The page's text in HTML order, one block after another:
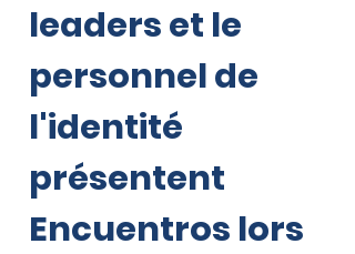
leaders et le
personnel de
l'identité
présentent
Encuentros lors